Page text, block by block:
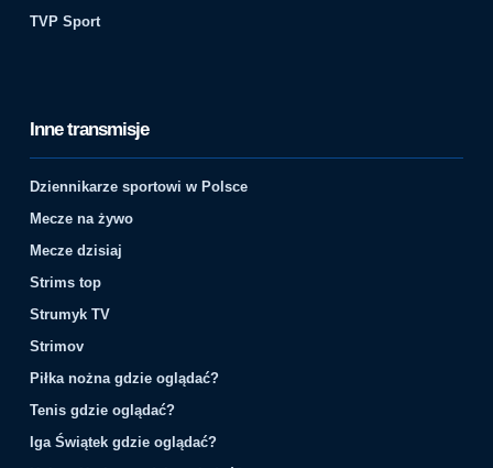
TVP Sport
Inne transmisje
Dziennikarze sportowi w Polsce
Mecze na żywo
Mecze dzisiaj
Strims top
Strumyk TV
Strimov
Piłka nożna gdzie oglądać?
Tenis gdzie oglądać?
Iga Świątek gdzie oglądać?